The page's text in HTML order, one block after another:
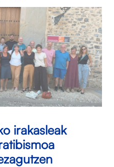
irakasleak